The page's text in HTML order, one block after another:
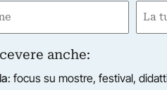
Email
anche:
: focus su mostre, festival,